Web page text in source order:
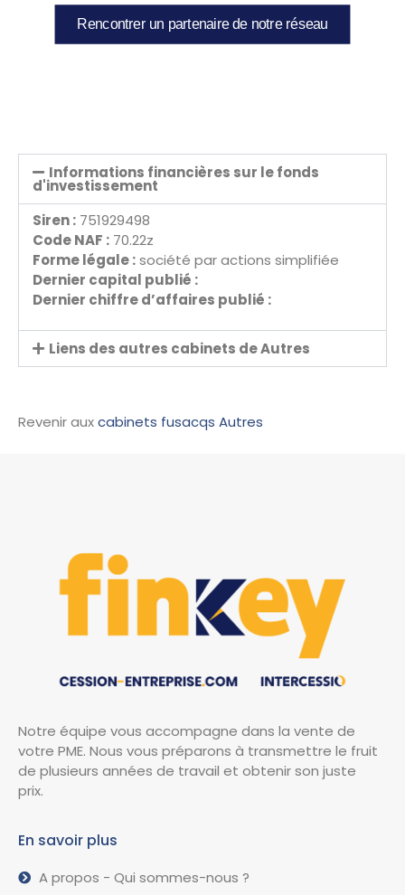
Rencontrer un partenaire de notre réseau
Informations financières sur le fonds
d'investissement
Siren : 751929498
Code NAF : 70.22z
Forme légale :société par actions simplifiée
Dernier capital publié :
Dernier chiffre d’affaires publié :
Liens des autres cabinets de Autres
Revenir auxcabinets fusacqs Autres
Notre équipe vous accompagne dans la vente de
votre PME. Nous vous préparons à transmettre le fruit
de plusieurs années de travail et obtenir son juste
prix.
En savoir plus
A propos - Qui sommes-nous ?